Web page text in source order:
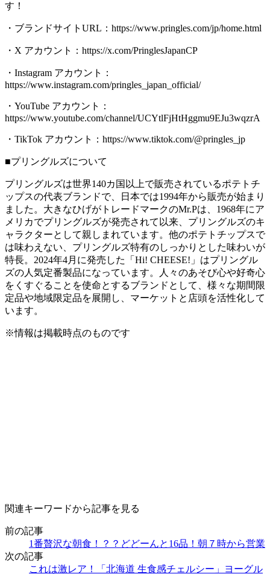
す！
・ブランドサイトURL：https://www.pringles.com/jp/home.html
・X アカウント：https://x.com/PringlesJapanCP
・Instagram アカウント：
https://www.instagram.com/pringles_japan_official/
・YouTube アカウント：
https://www.youtube.com/channel/UCYtlFjHtHggmu9EJu3wqzrA
・TikTok アカウント：https://www.tiktok.com/@pringles_jp
■プリングルズについて
プリングルズは世界140カ国以上で販売されているポテトチ
ップスの代表ブランドで、日本では1994年から販売が始まり
ました。大きなひげがトレードマークのMr.Pは、1968年にア
メリカでプリングルズが発売されて以来、プリングルズのキ
ャラクターとして親しまれています。他のポテトチップスで
は味わえない、プリングルズ特有のしっかりとした味わいが
特長。2024年4月に発売した「Hi! CHEESE!」はプリングル
ズの人気定番製品になっています。人々のあそび心や好奇心
をくすぐることを使命とするブランドとして、様々な期間限
定品や地域限定品を展開し、マーケットと店頭を活性化して
います。
※情報は掲載時点のものです
関連キーワードから記事を見る
前の記事
1番贅沢な朝食！？？どどーんと16品！朝７時から営業
次の記事
これは激レア！「北海道 生食感チェルシー」ヨーグル